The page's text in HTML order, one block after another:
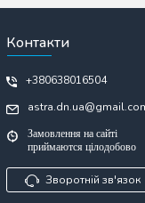
Контакти
+380638016504
Замовлення на сайті
приймаются цілодобово
Зворотній зв'язок